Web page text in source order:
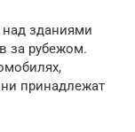
над зданиями
за рубежом.
принадлежат